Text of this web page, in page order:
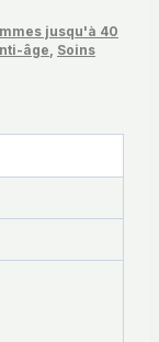
jusqu'à 40
âge, Soins